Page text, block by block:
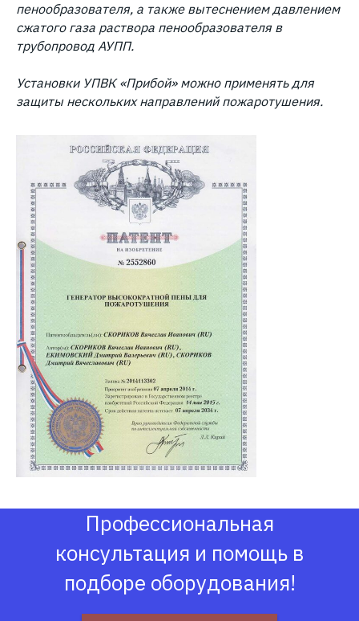
пенообразователя, а также вытеснением давлением
сжатого газа раствора пенообразователя в
трубопровод АУПП.
Установки УПВК «Прибой» можно применять для
защиты нескольких направлений пожаротушения.
Профессиональная
консультация и помощь в
подборе оборудования!